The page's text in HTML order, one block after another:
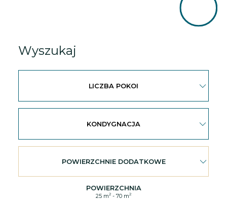
Wyszukaj
LICZBA POKOI
KONDYGNACJA
POWIERZCHNIE DODATKOWE
POWIERZCHNIA
25 m2 - 70 m2